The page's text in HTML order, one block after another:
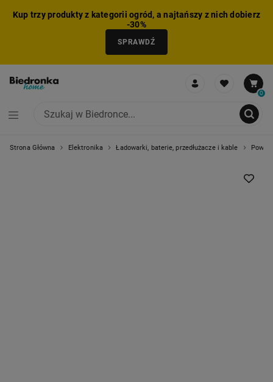
Kup trzy produkty z kategorii ogród, a najtańszy z nich dobierz
-30%
SPRAWDŹ
0
Strona Główna Elektronika Ładowarki, baterie, przedłużacze i kable